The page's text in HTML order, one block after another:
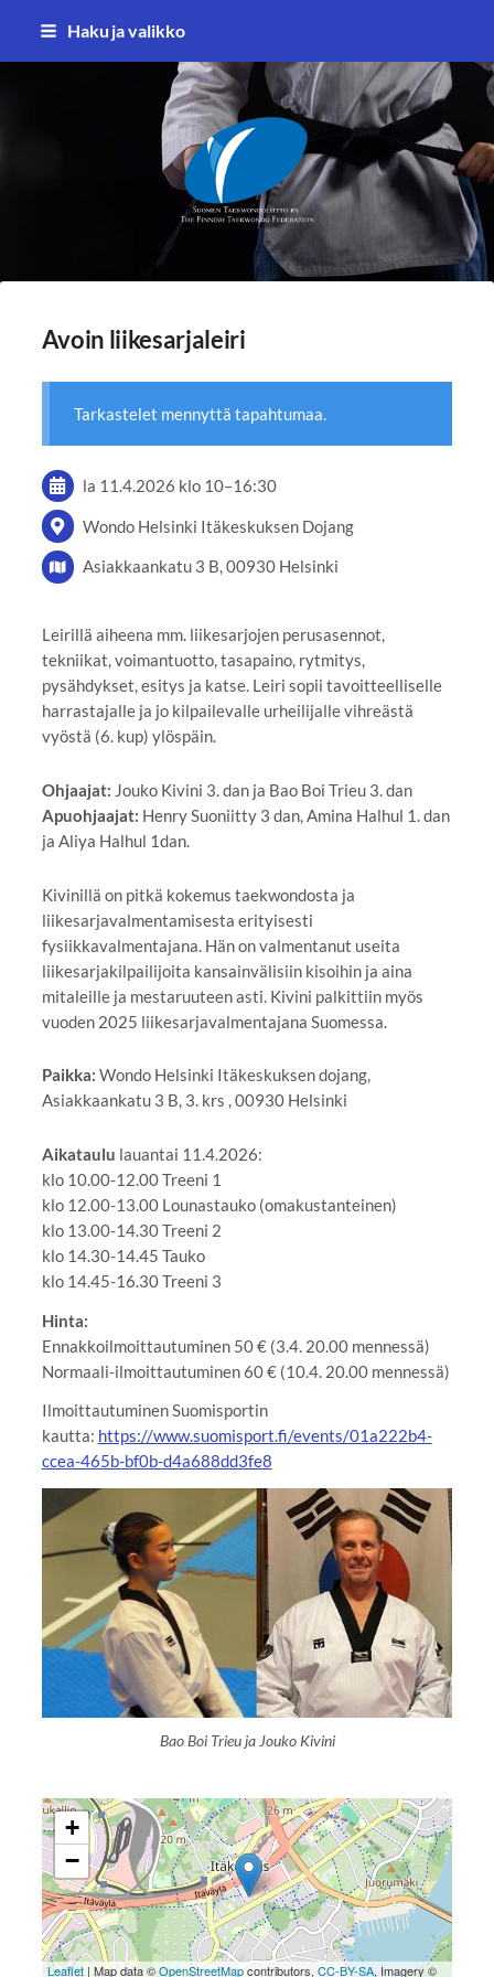
Siirry
Haku ja valikko
Suomen Taekwondoliitto ry
Avoin liikesarjaleiri
Tarkastelet mennyttä tapahtumaa.
la 11.4.2026 klo 10–16:30
Wondo Helsinki Itäkeskuksen Dojang
Asiakkaankatu 3 B, 00930 Helsinki
Leirillä aiheena mm. liikesarjojen perusasennot,
tekniikat, voimantuotto, tasapaino, rytmitys,
pysähdykset, esitys ja katse. Leiri sopii tavoitteelliselle
harrastajalle ja jo kilpailevalle urheilijalle vihreästä
vyöstä (6. kup) ylöspäin.
Ohjaajat: Jouko Kivini 3. dan ja Bao Boi Trieu 3. dan
Apuohjaajat: Henry Suoniitty 3 dan, Amina Halhul 1. dan
ja Aliya Halhul 1dan.
Kivinillä on pitkä kokemus taekwondosta ja
liikesarjavalmentamisesta erityisesti
fysiikkavalmentajana. Hän on valmentanut useita
liikesarjakilpailijoita kansainvälisiin kisoihin ja aina
mitaleille ja mestaruuteen asti. Kivini palkittiin myös
vuoden 2025 liikesarjavalmentajana Suomessa.
Paikka: Wondo Helsinki Itäkeskuksen dojang,
Asiakkaankatu 3 B, 3. krs , 00930 Helsinki
Aikataulu lauantai 11.4.2026:
klo 10.00-12.00 Treeni 1
klo 12.00-13.00 Lounastauko (omakustanteinen)
klo 13.00-14.30 Treeni 2
klo 14.30-14.45 Tauko
klo 14.45-16.30 Treeni 3
Hinta:
Ennakkoilmoittautuminen 50 € (3.4. 20.00 mennessä)
Normaali-ilmoittautuminen 60 € (10.4. 20.00 mennessä)
Ilmoittautuminen Suomisportin
kautta: https://www.suomisport.fi/events/01a222b4-
ccea-465b-bf0b-d4a688dd3fe8
Bao Boi Trieu ja Jouko Kivini
+
−
Leaflet| Map data ©OpenStreetMapcontributors, CC-BY-SA, Imagery ©